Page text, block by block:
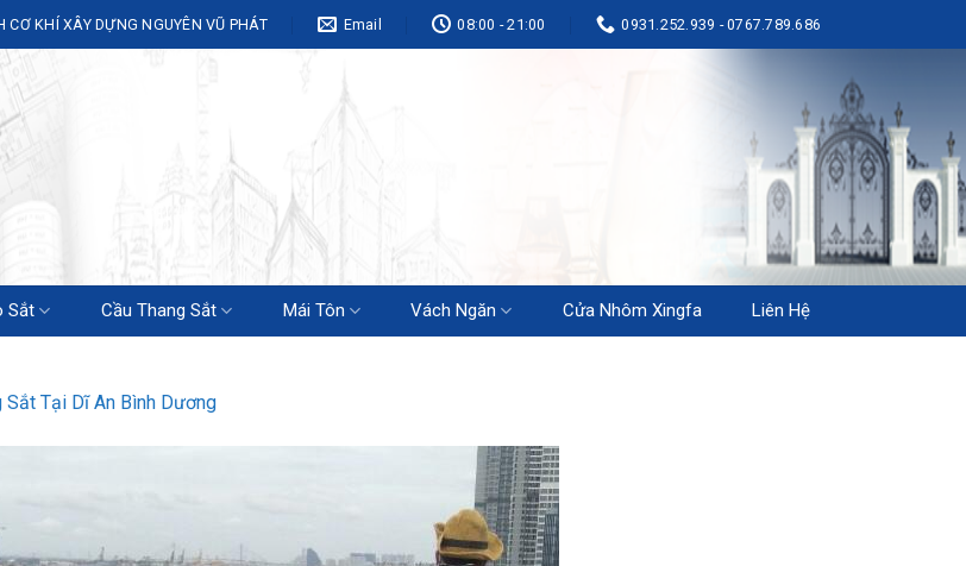
CƠ KHÍ XÂY DỰNG NGUYÊN VŨ PHÁT Email 08:00 - 21:00 0931.252.939 - 0767.789.686
Sắt Cầu Thang Sắt Mái Tôn Vách Ngăn Cửa Nhôm Xingfa Liên Hệ
Sắt Tại Dĩ An Bình Dương